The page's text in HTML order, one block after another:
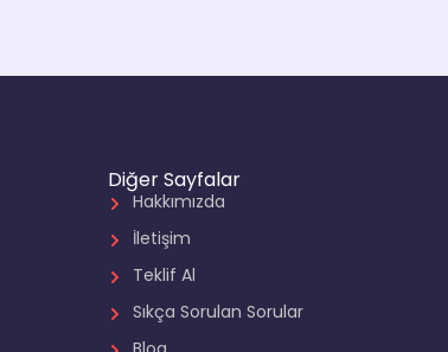
Diğer Sayfalar
Hakkımızda
İletişim
Teklif Al
Sıkça Sorulan Sorular